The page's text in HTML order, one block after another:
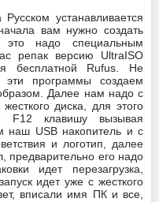
устанавливается
вам нужно создать
это надо специальным
репак версию UltraISO
бесплатной Rufus. Не
программы создаем
Далее нам надо с
диска, для этого
F12 клавишу вызывая
наш USB накопитель и с
и логотип, далее
его надо
идет перезагрузка,
идет уже с жесткого
вписали имя ПК и все,